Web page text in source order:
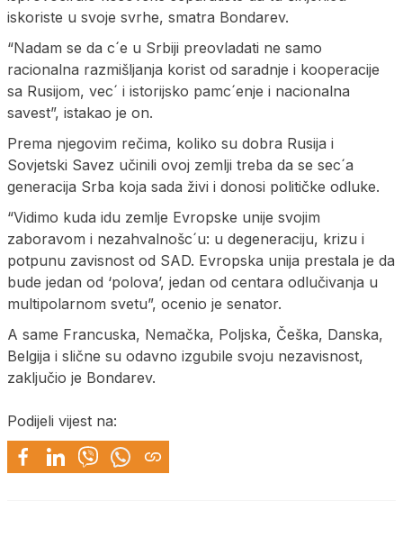
iskoriste u svoje svrhe, smatra Bondarev.
“Nadam se da c´e u Srbiji preovladati ne samo
racionalna razmišljanja korist od saradnje i kooperacije
sa Rusijom, vec´ i istorijsko pamc´enje i nacionalna
savest”, istakao je on.
Prema njegovim rečima, koliko su dobra Rusija i
Sovjetski Savez učinili ovoj zemlji treba da se sec´a
generacija Srba koja sada živi i donosi političke odluke.
“Vidimo kuda idu zemlje Evropske unije svojim
zaboravom i nezahvalnošc´u: u degeneraciju, krizu i
potpunu zavisnost od SAD. Evropska unija prestala je da
bude jedan od ‘polova’, jedan od centara odlučivanja u
multipolarnom svetu”, ocenio je senator.
A same Francuska, Nemačka, Poljska, Češka, Danska,
Belgija i slične su odavno izgubile svoju nezavisnost,
zaključio je Bondarev.
Podijeli vijest na: